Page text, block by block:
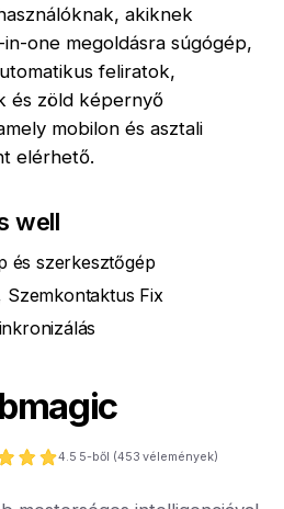
akiknek
one megoldásra súgógép,
feliratok,
és zöld képernyő
mobilon és asztali
elérhető.
well
és szerkesztőgép
Fix
4.5 5-ből (453 vélemények)